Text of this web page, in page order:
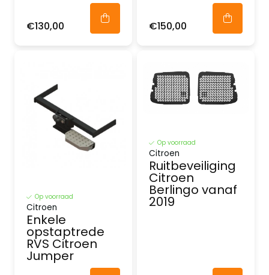
€130,00 €150,00
Op voorraad
Citroen
Enkele
opstaptrede
RVS Citroen
Jumper
Op voorraad
Citroen
Ruitbeveiliging
Citroen
Berlingo vanaf
2019